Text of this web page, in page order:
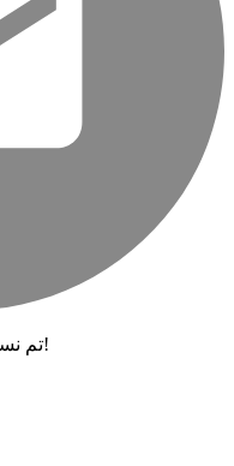
تم نسخ الرابط!